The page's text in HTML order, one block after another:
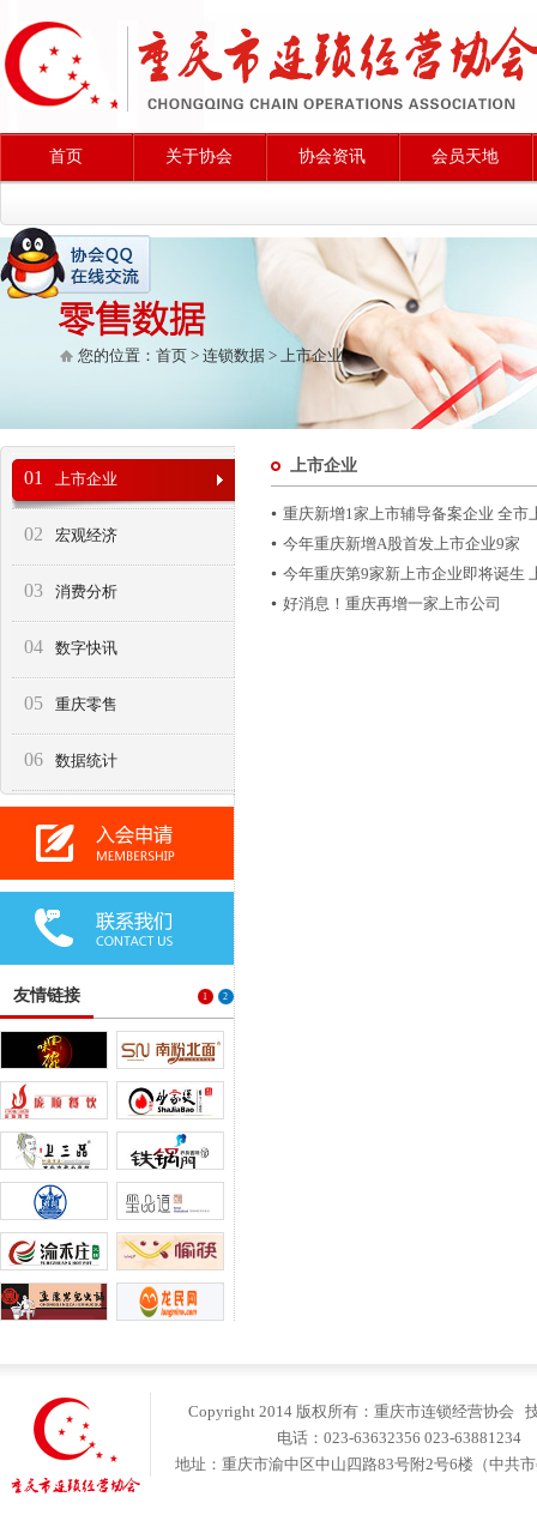
首页 关于协会 协会资讯 会员天地
您的位置： 首页 > 连锁数据 > 上市企业
01 上市企业
02 宏观经济
03 消费分析
04 数字快讯
05 重庆零售
06 数据统计
友情链接 1 2
上市企业
重庆新增1家上市辅导备案企业 全市
今年重庆新增A股首发上市企业9家
今年重庆第9家新上市企业即将诞生
好消息！重庆再增一家上市公司
Copyright 2014 版权所有：重庆市连锁经营协会
电话：023-63632356 023-63881234
地址：重庆市渝中区中山四路83号附2号6楼（中共